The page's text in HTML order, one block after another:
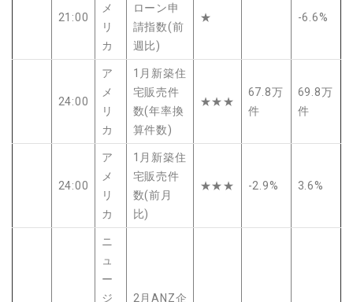
21:00
メ
リ
カ
ローン申
請指数(前
週比)
★ -6.6%
24:00
ア
メ
リ
カ
1月新築住
宅販売件
数(年率換
算件数)
★★★
67.8万
件
69.8万
件
24:00
ア
メ
リ
カ
1月新築住
宅販売件
数(前月
比)
★★★ -2.9% 3.6%
ニ
ュ
ー
ジ
2月ANZ企